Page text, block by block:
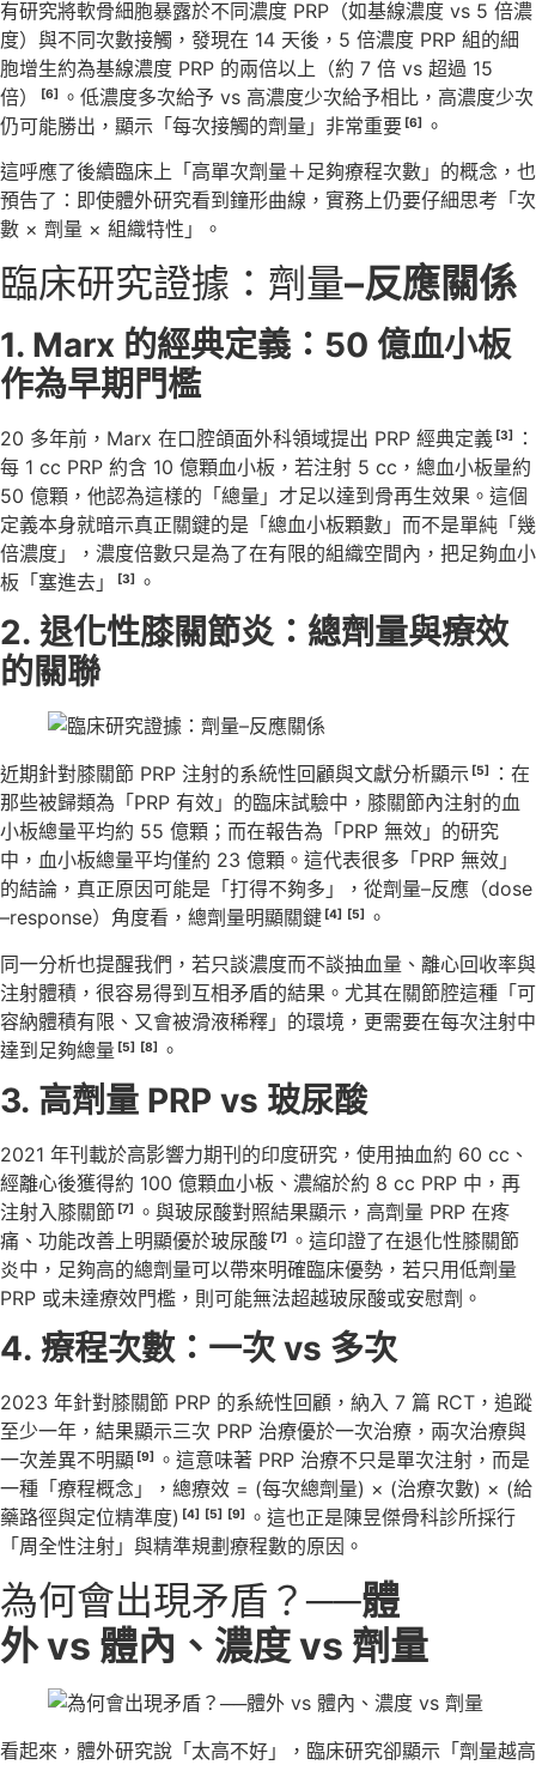
有研究將軟骨細胞暴露於不同濃度 PRP（如基線濃度 vs 5 倍濃
度）與不同次數接觸，發現在 14 天後，5 倍濃度 PRP 組的細
胞增生約為基線濃度 PRP 的兩倍以上（約 7 倍 vs 超過 15
倍）
[6]
。低濃度多次給予 vs 高濃度少次給予相比，高濃度少次
仍可能勝出，顯示「每次接觸的劑量」非常重要 [6]
。
這呼應了後續臨床上「高單次劑量＋足夠療程次數」的概念，也
預告了：即使體外研究看到鐘形曲線，實務上仍要仔細思考「次
數 × 劑量 × 組織特性」。
臨床研究證據：劑量–反應關係
1. Marx 的經典定義： 50 億血小板
作為早期門檻
20 多年前，Marx 在口腔頜面外科領域提出 PRP 經典定義 [3]
：
每 1 cc PRP 約含 10 億顆血小板，若注射 5 cc，總血小板量約
50 億顆，他認為這樣的「總量」才足以達到骨再生效果。這個
定義本身就暗示真正關鍵的是「總血小板顆數」而不是單純「幾
倍濃度」，濃度倍數只是為了在有限的組織空間內，把足夠血小
板「塞進去」
[3] 。
2. 退化性膝關節炎：總劑量與療效
的關聯
近期針對膝關節 PRP 注射的系統性回顧與文獻分析顯示 [5]
：在
那些被歸類為「PRP 有效」的臨床試驗中，膝關節內注射的血
小板總量平均約 55 億顆；而在報告為「PRP 無效」的研究
中，血小板總量平均僅約 23 億顆。這代表很多「PRP 無效」
的結論，真正原因可能是「打得不夠多」，從劑量–反應（dose
–response）角度看，總劑量明顯關鍵 [4] [5]
。
同一分析也提醒我們，若只談濃度而不談抽血量、離心回收率與
注射體積，很容易得到互相矛盾的結果。尤其在關節腔這種「可
容納體積有限、又會被滑液稀釋」的環境，更需要在每次注射中
達到足夠總量 [5] [8] 。
3. 高劑量 PRP vs 玻尿酸
2021 年刊載於高影響力期刊的印度研究，使用抽血約 60 cc、
經離心後獲得約 100 億顆血小板、濃縮於約 8 cc PRP 中，再
注射入膝關節 [7]
。與玻尿酸對照結果顯示，高劑量 PRP 在疼
痛、功能改善上明顯優於玻尿酸 [7]
。這印證了在退化性膝關節
炎中，足夠高的總劑量可以帶來明確臨床優勢，若只用低劑量
PRP 或未達療效門檻，則可能無法超越玻尿酸或安慰劑。
4. 療程次數：一次vs 多次
2023 年針對膝關節 PRP 的系統性回顧，納入 7 篇 RCT，追蹤
至少一年，結果顯示三次 PRP 治療優於一次治療，兩次治療與
一次差異不明顯 [9]
。這意味著 PRP 治療不只是單次注射，而是
一種「療程概念」，總療效 = (每次總劑量) × (治療次數) × (給
藥路徑與定位精準度) [4] [5] [9]
。這也正是陳昱傑骨科診所採行
「周全性注射」與精準規劃療程數的原因。
為何會出現矛盾？──體
外 vs 體內、濃度 vs 劑量
看起來，體外研究說「太高不好」，臨床研究卻顯示「劑量越高